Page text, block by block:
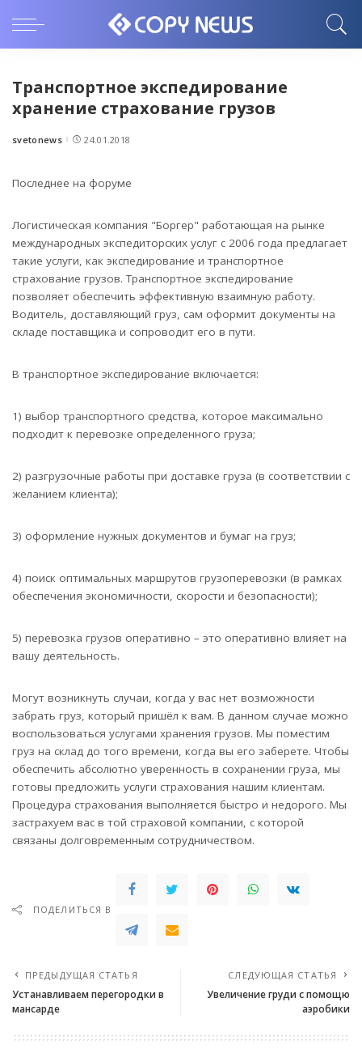
Транспортное экспедирование
хранение страхование грузов
Posted
svetonews 24.01.2018
Последнее на форуме
Логистическая компания "Боргер" работающая на рынке
международных экспедиторских услуг с 2006 года предлагает
такие услуги, как экспедирование и транспортное
страхование грузов. Транспортное экспедирование
позволяет обеспечить эффективную взаимную работу.
Водитель, доставляющий груз, сам оформит документы на
складе поставщика и сопроводит его в пути.
В транспортное экспедирование включается:
1) выбор транспортного средства, которое максимально
подходит к перевозке определенного груза;
2) разгрузочные работы при доставке груза (в соответствии с
желанием клиента);
3) оформление нужных документов и бумаг на груз;
4) поиск оптимальных маршрутов грузоперевозки (в рамках
обеспечения экономичности, скорости и безопасности);
5) перевозка грузов оперативно – это оперативно влияет на
вашу деятельность.
Могут возникнуть случаи, когда у вас нет возможности
забрать груз, который пришёл к вам. В данном случае можно
воспользоваться услугами хранения грузов. Мы поместим
груз на склад до того времени, когда вы его заберете. Чтобы
обеспечить абсолютно уверенность в сохранении груза, мы
готовы предложить услуги страхования нашим клиентам.
Процедура страхования выполняется быстро и недорого. Мы
застрахуем вас в той страховой компании, с которой
связаны долговременным сотрудничеством.
ПОДЕЛИТЬСЯ В
ПРЕДЫДУЩАЯ СТАТЬЯ
Устанавливаем перегородки в
мансарде
СЛЕДУЮЩАЯ СТАТЬЯ
Увеличение груди с помощю
аэробики